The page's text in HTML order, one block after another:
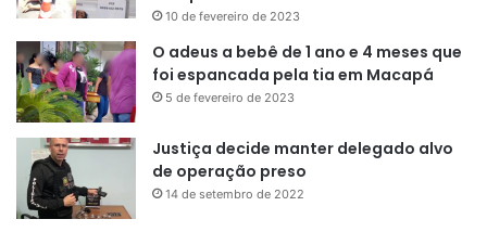
10 de fevereiro de 2023
O adeus a bebê de 1 ano e 4 meses que
foi espancada pela tia em Macapá
5 de fevereiro de 2023
Justiça decide manter delegado alvo
de operação preso
14 de setembro de 2022